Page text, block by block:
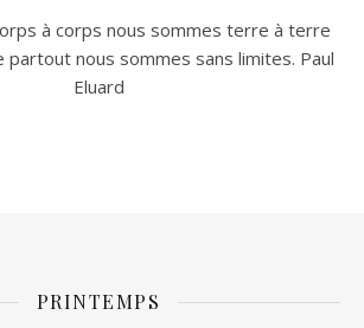
à corps nous sommes terre à terre
partout nous sommes sans limites. Paul
Eluard
PRINTEMPS